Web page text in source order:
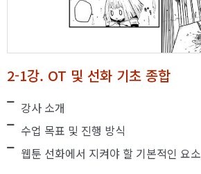
2-1강. OT 및 선화 기초 종합
강사 소개
수업 목표 및 진행 방식
웹툰 선화에서 지켜야 할 기본적인 요소